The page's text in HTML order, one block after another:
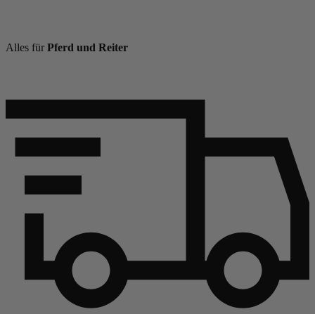
Alles für Pferd und Reiter